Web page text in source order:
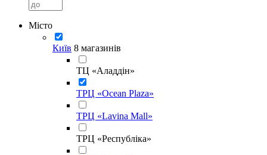
Місто
Київ 8 магазинів
ТЦ «Аладдін»
ТРЦ «Ocean Plaza»
ТРЦ «Lavina Mall»
ТРЦ «Республіка»